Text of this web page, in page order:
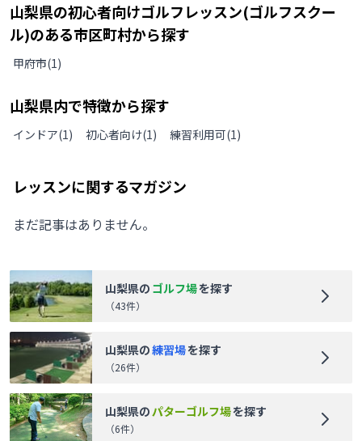
山梨県の初心者向けゴルフレッスン(ゴルフスクー
ル)のある市区町村から探す
甲府市(1)
山梨県内で特徴から探す
インドア(1) 初心者向け(1) 練習利用可(1)
レッスンに関するマガジン
まだ記事はありません。
山梨県の ゴルフ場を探す
（43件）
山梨県の練習場を探す
（26件）
山梨県のパターゴルフ場を探す
（6件）